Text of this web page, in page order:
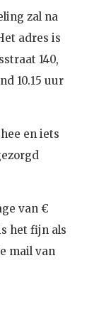
zal na
adres is
140,
10.15 uur
en iets
van €
het fijn als
mail van